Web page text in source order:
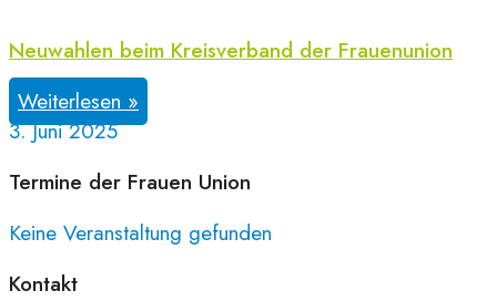
Neuwahlen beim Kreisverband der Frauenunion
Weiterlesen »
3. Juni 2025
Termine der Frauen Union
Keine Veranstaltung gefunden
Kontakt